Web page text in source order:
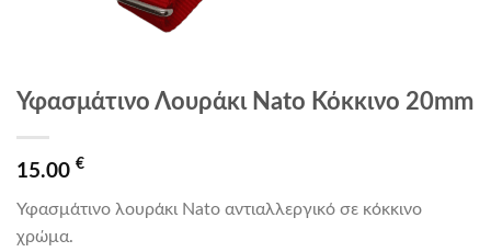
Υφασμάτινο Λουράκι Nato Κόκκινο 20mm
15.00 €
Υφασμάτινο λουράκι Nato αντιαλλεργικό σε κόκκινο
χρώμα.